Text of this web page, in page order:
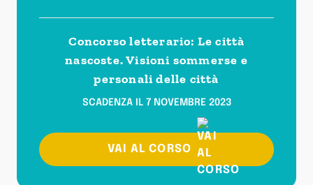
Concorso letterario: Le città
nascoste. Visioni sommerse e
personali delle città
SCADENZA IL 7 NOVEMBRE 2023
VAI AL CORSO